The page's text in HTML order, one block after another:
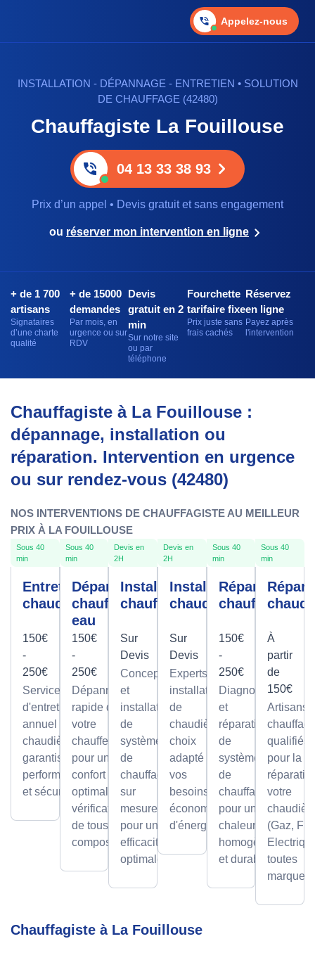
Appelez-nous
INSTALLATION - DÉPANNAGE - ENTRETIEN • SOLUTION
DE CHAUFFAGE (42480)
Chauffagiste La Fouillouse
04 13 33 38 93
Prix d’un appel • Devis gratuit et sans engagement
ou réserver mon intervention en ligne
+ de 1 700
artisans
Signataires
d’une charte
qualité
+ de 15000
demandes
Par mois, en
urgence ou sur
RDV
Devis
gratuit en 2
min
Sur notre site
ou par
téléphone
Fourchette
tarifaire fixe
Prix juste sans
frais cachés
Réservez
en ligne
Payez après
l'intervention
Chauffagiste à La Fouillouse :
dépannage, installation ou
réparation. Intervention en urgence
ou sur rendez-vous (42480)
NOS INTERVENTIONS DE CHAUFFAGISTE AU MEILLEUR
PRIX À LA FOUILLOUSE
Sous 40
min
Entretien
chaudière
150€
-
250€
Service
d'entretien
annuel pour
chaudières,
garantissant
performance
et sécurité.
Sous 40
min
Dépannage
chauffe-
eau
150€
-
250€
Dépannage
rapide de
votre
chauffe-eau
pour un
confort
optimal avec
vérification
de tous les
composants.
Devis en
2H
Installation
chauffage
Sur
Devis
Conception
et
installation
de
systèmes
de
chauffage
sur
mesure,
pour une
efficacité
optimale.
Devis en
2H
Installation
chaudière
Sur
Devis
Experts en
installation
de
chaudières,
choix
adapté à
vos
besoins et
économies
d'énergie.
Sous 40
min
Réparation
chauffage
150€
-
250€
Diagnostic
et
réparation
de
systèmes
de
chauffage
pour une
chaleur
homogène
et durable.
Sous 40
min
À
partir
de
150€
Artisans
qualifiés
pour la
votre
(Gaz,
toutes
marques.
Chauffagiste à La Fouillouse